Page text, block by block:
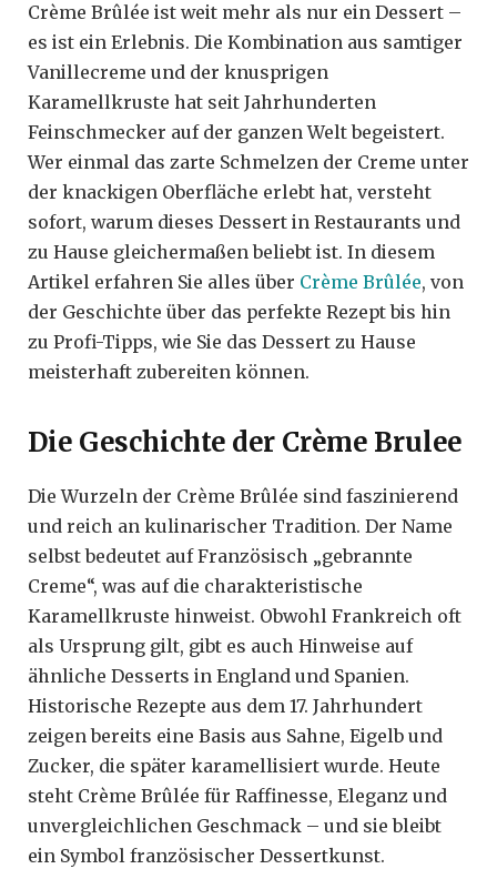
Crème Brûlée ist weit mehr als nur ein Dessert –
es ist ein Erlebnis. Die Kombination aus samtiger
Vanillecreme und der knusprigen
Karamellkruste hat seit Jahrhunderten
Feinschmecker auf der ganzen Welt begeistert.
Wer einmal das zarte Schmelzen der Creme unter
der knackigen Oberfläche erlebt hat, versteht
sofort, warum dieses Dessert in Restaurants und
zu Hause gleichermaßen beliebt ist. In diesem
Artikel erfahren Sie alles über Crème Brûlée, von
der Geschichte über das perfekte Rezept bis hin
zu Profi-Tipps, wie Sie das Dessert zu Hause
meisterhaft zubereiten können.
Die Geschichte der Crème Brulee
Die Wurzeln der Crème Brûlée sind faszinierend
und reich an kulinarischer Tradition. Der Name
selbst bedeutet auf Französisch „gebrannte
Creme“, was auf die charakteristische
Karamellkruste hinweist. Obwohl Frankreich oft
als Ursprung gilt, gibt es auch Hinweise auf
ähnliche Desserts in England und Spanien.
Historische Rezepte aus dem 17. Jahrhundert
zeigen bereits eine Basis aus Sahne, Eigelb und
Zucker, die später karamellisiert wurde. Heute
steht Crème Brûlée für Raffinesse, Eleganz und
unvergleichlichen Geschmack – und sie bleibt
ein Symbol französischer Dessertkunst.